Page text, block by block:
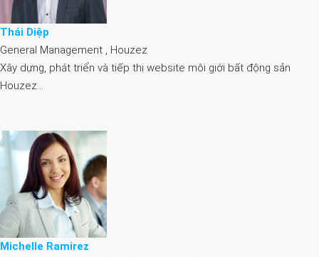
Thái Diệp
General Management , Houzez
Xây dựng, phát triển và tiếp thị website môi giới bất động sản
Houzez…
Michelle Ramirez